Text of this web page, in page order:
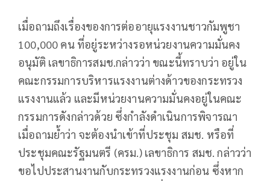
เมื่อถามถึงเรื่องของการต่ออายุแรงงานชาวกัมพูชา
100,000 คน ที่อยู่ระหว่างรอหน่วยงานความมั่นคง
อนุมัติ เลขาธิการสมช.กล่าวว่า ขณะนี้ทราบว่า อยู่ใน
คณะกรรมการบริหารแรงงานต่างด้าวของกระทรวง
แรงงานแล้ว และมีหน่วยงานความมั่นคงอยู่ในคณะ
กรรมการดังกล่าวด้วย ซึ่งกำลังดำเนินการพิจารณา
เมื่อถามย้ำว่า จะต้องนำเข้าที่ประชุม สมช. หรือที่
ประชุมคณะรัฐมนตรี (ครม.) เลขาธิการ สมช. กล่าวว่า
ขอไปประสานงานกับกระทรวงแรงงานก่อน ซึ่งหาก